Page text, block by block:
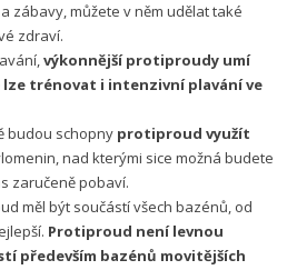
zábavy, můžete v něm udělat také
zdraví.
výkonnější protiproudy umí
trénovat i intenzivní plavání ve
budou schopny protiproud využít
nad kterými sice možná budete
zaručeně pobaví.
měl být součástí všech bazénů, od
Protiproud není levnou
především bazénů movitějších